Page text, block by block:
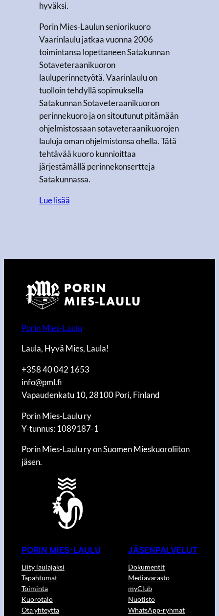
hyväksi.
Porin Mies-Laulun seniorikuoro
Vaarinlaulu jatkaa vuonna 2006
toimintansa lopettaneen Satakunnan
Sotaveteraanikuoron
lauluperinnetyötä. Vaarinlaulu on
tuolloin tehdyllä sopimuksella
Satakunnan Sotaveteraanikuoron
perinnekuoro ja on sitoutunut pitämään
ohjelmistossaan sotaveteraanikuorojen
lauluja oman ohjelmistonsa ohella. Tätä
tehtävää kuoro kunnioittaa
järjestämällä perinnekonsertteja
Satakunnassa.
Lue lisää
Porin Mies-Laulu
Laula, Hyvä Mies, Laula!
+358 40 042 1653
info@pml.fi
Vapaudenkatu 10, 28100 Pori, Finland
Porin Mies-Laulu ry
Y-tunnus: 1089187-1
Porin Mies-Laulu ry on Suomen Mieskuoroliiton
jäsen.
PORIN MIES-LAULU
Liity laulajaksi
Tapahtumat
Toiminta
Kuorotalo
Ota yhteyttä
JÄSENPALVELUT
Dokumentit
Mediavarasto
myClub
Nuotisto
WhatsApp-ryhmät